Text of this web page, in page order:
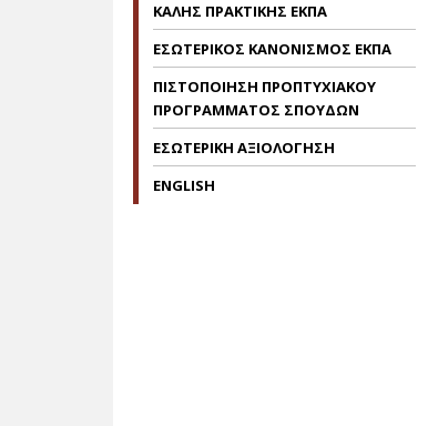
ΚΑΛΗΣ ΠΡΑΚΤΙΚΗΣ ΕΚΠΑ
EΣΩΤΕΡΙΚΟΣ ΚΑΝΟΝΙΣΜΟΣ ΕΚΠΑ
ΠΙΣΤΟΠΟΙΗΣΗ ΠΡΟΠΤΥΧΙΑΚΟΥ
ΠΡΟΓΡΑΜΜΑΤΟΣ ΣΠΟΥΔΩΝ
ΕΣΩΤΕΡΙΚΗ ΑΞΙΟΛΟΓΗΣΗ
ENGLISH